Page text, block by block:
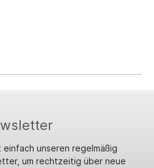
unseren regelmäßig
um rechtzeitig über neue